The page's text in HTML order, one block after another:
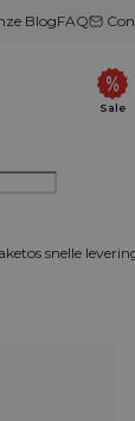
BlogFAQ
Sale
snelle